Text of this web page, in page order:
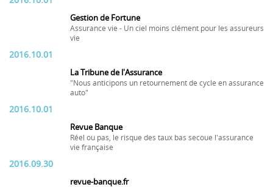
Gestion de Fortune
Assurance vie - Un ciel moins clément pour les assureurs
vie
2016.10.01
La Tribune de l'Assurance
"Nous anticipons un retournement de cycle en assurance
auto"
2016.10.01
Revue Banque
Réel ou pas, le risque des taux bas secoue l'assurance
vie française
2016.09.30
revue-banque.fr